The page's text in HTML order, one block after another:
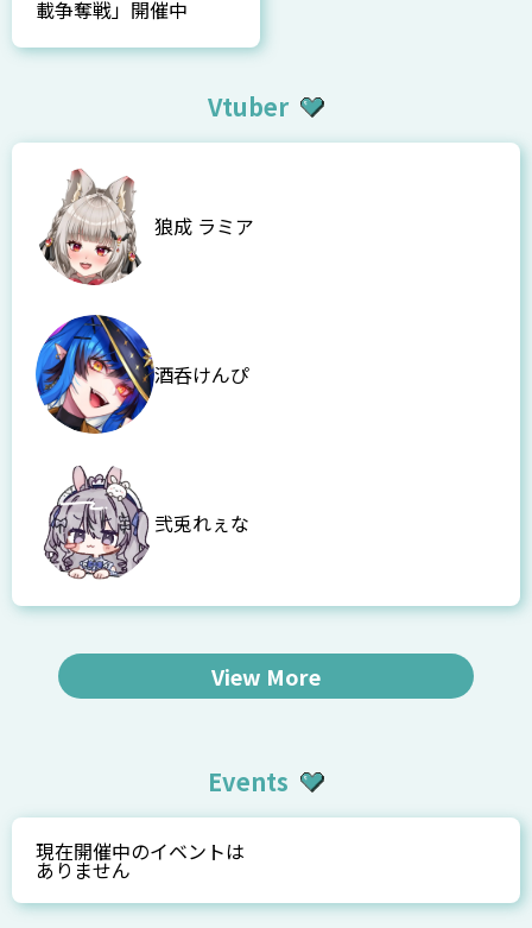
載争奪戦」開催中
Vtuber
狼成 ラミア
酒呑けんぴ
弐兎れぇな
View More
Events
現在開催中のイベントは
ありません